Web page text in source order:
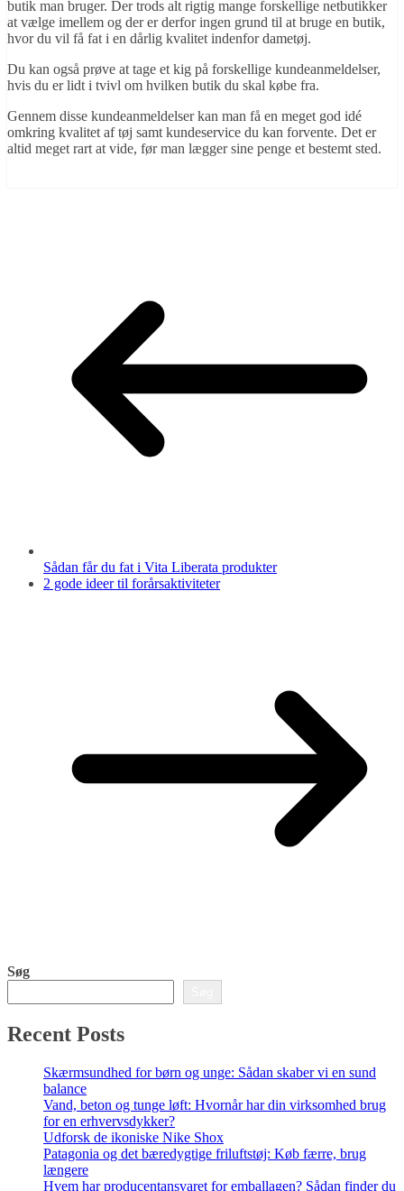
butik man bruger. Der trods alt rigtig mange forskellige netbutikker
at vælge imellem og der er derfor ingen grund til at bruge en butik,
hvor du vil få fat i en dårlig kvalitet indenfor dametøj.
Du kan også prøve at tage et kig på forskellige kundeanmeldelser,
hvis du er lidt i tvivl om hvilken butik du skal købe fra.
Gennem disse kundeanmeldelser kan man få en meget god idé
omkring kvalitet af tøj samt kundeservice du kan forvente. Det er
altid meget rart at vide, før man lægger sine penge et bestemt sted.
Sådan får du fat i Vita Liberata produkter
2 gode ideer til forårsaktiviteter
Søg
Recent Posts
Skærmsundhed for børn og unge: Sådan skaber vi en sund
balance
Vand, beton og tunge løft: Hvornår har din virksomhed brug
for en erhvervsdykker?
Udforsk de ikoniske Nike Shox
Patagonia og det bæredygtige friluftstøj: Køb færre, brug
længere
Hvem har producentansvaret for emballagen? Sådan finder du